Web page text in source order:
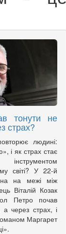
тонути не
страх?
людині:
і як страх стає
світі? У 22-й
на межі між
Віталій Козак
Петро почав
через страх, і
Маргарет